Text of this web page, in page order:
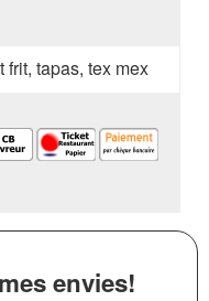
tapas, tex mex
envies!